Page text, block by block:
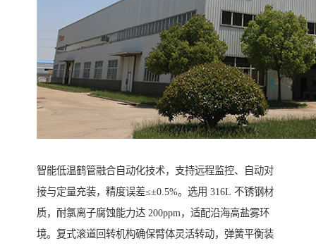
智能低温鹤管融合自动化技术，支持远程监控、自动对
接与定量充装，精度误差≤±0.5%。选用 316L 不锈钢材
质，耐氯离子腐蚀能力达 200ppm，适配沿海高盐雾环
境。复式滚道回转机构确保臂体灵活转动，弹簧平衡装